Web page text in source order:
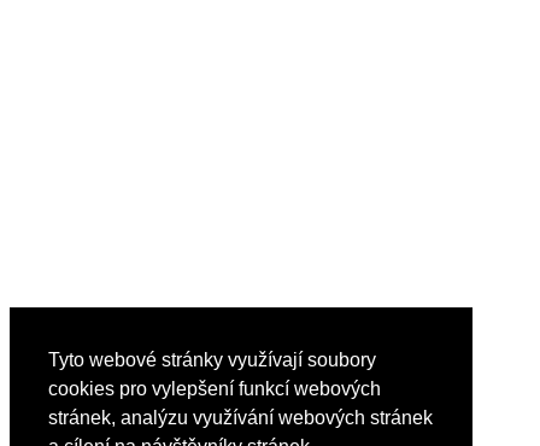
Tyto webové stránky využívají soubory
cookies pro vylepšení funkcí webových
stránek, analýzu využívání webových stránek